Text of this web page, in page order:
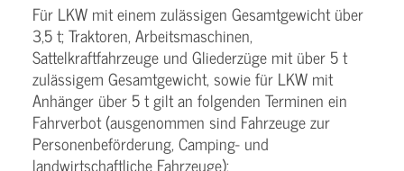
Für LKW mit einem zulässigen Gesamtgewicht über
3,5 t; Traktoren, Arbeitsmaschinen,
Sattelkraftfahrzeuge und Gliederzüge mit über 5 t
zulässigem Gesamtgewicht, sowie für LKW mit
Anhänger über 5 t gilt an folgenden Terminen ein
Fahrverbot (ausgenommen sind Fahrzeuge zur
Personenbeförderung, Camping- und
landwirtschaftliche Fahrzeuge):